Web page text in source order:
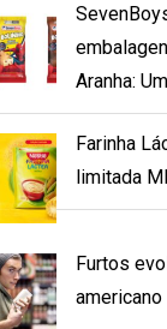
Aranha:
Farinha
limitada
Furtos
americano